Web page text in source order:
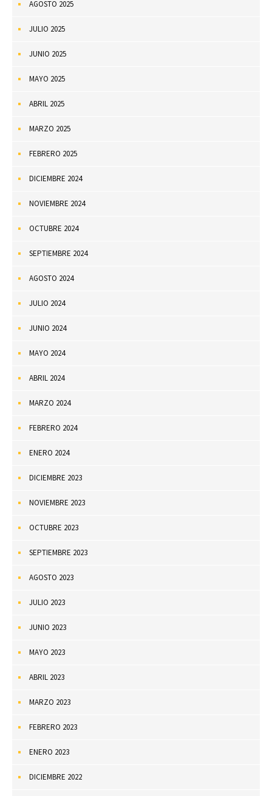
AGOSTO 2025
JULIO 2025
JUNIO 2025
MAYO 2025
ABRIL 2025
MARZO 2025
FEBRERO 2025
DICIEMBRE 2024
NOVIEMBRE 2024
OCTUBRE 2024
SEPTIEMBRE 2024
AGOSTO 2024
JULIO 2024
JUNIO 2024
MAYO 2024
ABRIL 2024
MARZO 2024
FEBRERO 2024
ENERO 2024
DICIEMBRE 2023
NOVIEMBRE 2023
OCTUBRE 2023
SEPTIEMBRE 2023
AGOSTO 2023
JULIO 2023
JUNIO 2023
MAYO 2023
ABRIL 2023
MARZO 2023
FEBRERO 2023
ENERO 2023
DICIEMBRE 2022